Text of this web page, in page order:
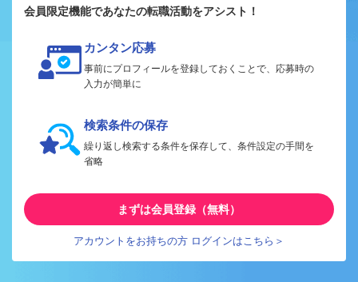
会員限定機能であなたの転職活動をアシスト！
カンタン応募
事前にプロフィールを登録しておくことで、応募時の
入力が簡単に
検索条件の保存
繰り返し検索する条件を保存して、条件設定の手間を
省略
まずは会員登録（無料）
アカウントをお持ちの方 ログインはこちら＞